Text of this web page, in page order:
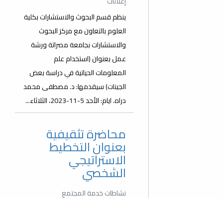
ينظم قسم البحوث والاستشارات بكلية
المعلومات الحياتية في دراسة بعض
الجينات) سيقدمها: د. مصطفى محمد